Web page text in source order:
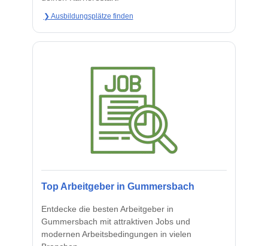
❯ Ausbildungsplätze finden
Top Arbeitgeber in Gummersbach
Entdecke die besten Arbeitgeber in
Gummersbach mit attraktiven Jobs und
modernen Arbeitsbedingungen in vielen